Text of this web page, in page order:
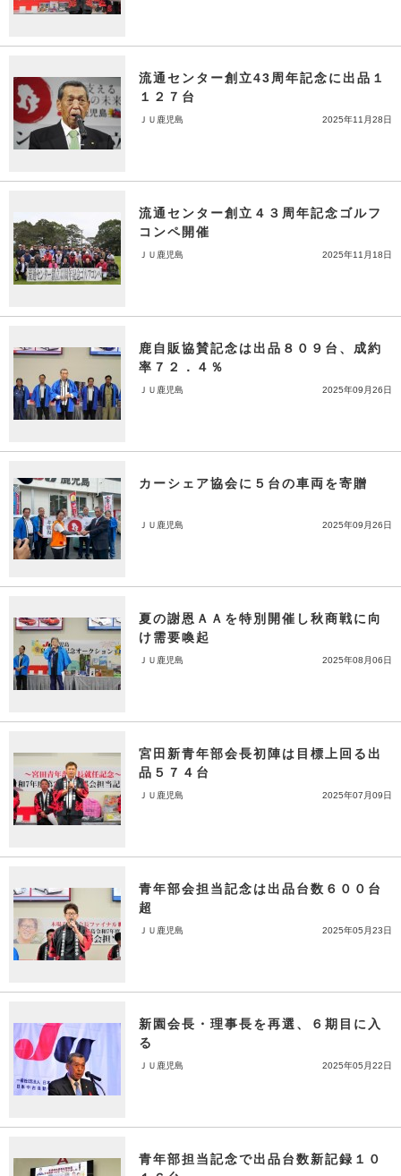
流通センター創立43周年記念に出品１
１２７台
ＪＵ鹿児島 2025年11月28日
流通センター創立４３周年記念ゴルフ
コンペ開催
ＪＵ鹿児島 2025年11月18日
鹿自販協賛記念は出品８０９台、成約
率７２．４％
ＪＵ鹿児島 2025年09月26日
カーシェア協会に５台の車両を寄贈
ＪＵ鹿児島 2025年09月26日
夏の謝恩ＡＡを特別開催し秋商戦に向
け需要喚起
ＪＵ鹿児島 2025年08月06日
宮田新青年部会長初陣は目標上回る出
品５７４台
ＪＵ鹿児島 2025年07月09日
青年部会担当記念は出品台数６００台
超
ＪＵ鹿児島 2025年05月23日
新園会長・理事長を再選、６期目に入
る
ＪＵ鹿児島 2025年05月22日
青年部担当記念で出品台数新記録１０